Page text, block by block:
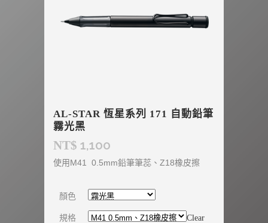
AL-STAR 恆星系列 171 自動鉛筆
霧光黑
NT$ 1,100
使用M41 0.5mm鉛筆筆蕊、Z18橡皮擦
顏色
規格 Clear